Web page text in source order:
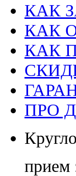
КАК
КАК
КАК
ПРО
прием